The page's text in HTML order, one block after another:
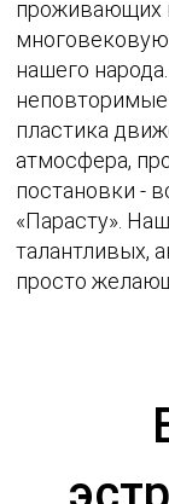
проживающих
многовековую
нашего
неповторимые
пластика
атмосфера,
постановки -
«Парасту».
талантливых,
просто